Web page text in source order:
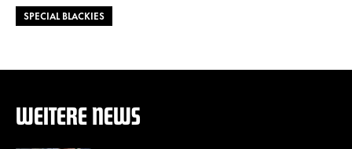
SPECIAL BLACKIES
WEITERE NEWS